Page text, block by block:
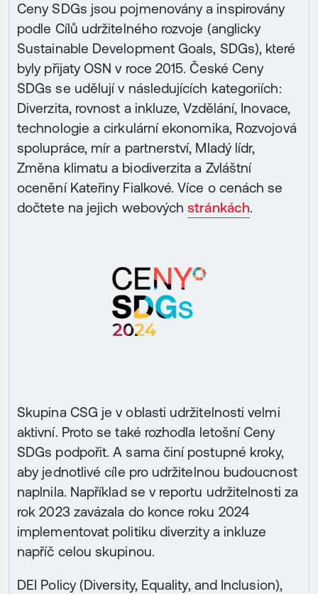
Ceny SDGs jsou pojmenovány a inspirovány
podle Cílů udržitelného rozvoje (anglicky
Sustainable Development Goals, SDGs), které
byly přijaty OSN v roce 2015. České Ceny
SDGs se udělují v následujících kategoriích:
Diverzita, rovnost a inkluze, Vzdělání, Inovace,
technologie a cirkulární ekonomika, Rozvojová
spolupráce, mír a partnerství, Mladý lídr,
Změna klimatu a biodiverzita a Zvláštní
ocenění Kateřiny Fialkové. Více o cenách se
dočtete na jejich webovýchstránkách.
Skupina CSG je v oblasti udržitelnosti velmi
aktivní. Proto se také rozhodla letošní Ceny
SDGs podpořit. A sama činí postupné kroky,
aby jednotlivé cíle pro udržitelnou budoucnost
naplnila. Například se v reportu udržitelnosti za
rok 2023 zavázala do konce roku 2024
implementovat politiku diverzity a inkluze
napříč celou skupinou.
DEI Policy (Diversity, Equality, and Inclusion),